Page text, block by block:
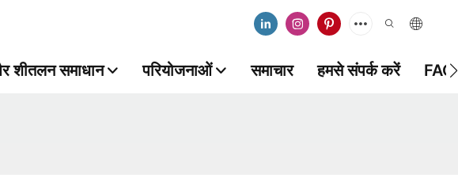
शीतलन समाधान परियोजनाओं समाचार हमसे संपर्क करें FAQ